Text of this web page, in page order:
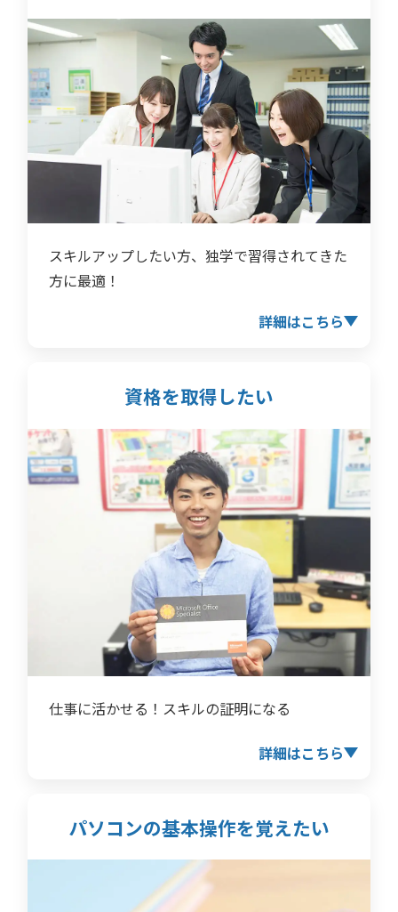
スキルアップしたい方、独学で習得されてきた
方に最適！
詳細はこちら
資格を取得したい
仕事に活かせる！スキルの証明になる
詳細はこちら
パソコンの基本操作を覚えたい